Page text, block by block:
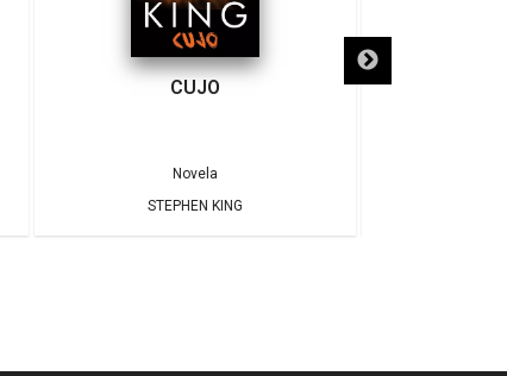
CUJO
Novela
STEPHEN KING